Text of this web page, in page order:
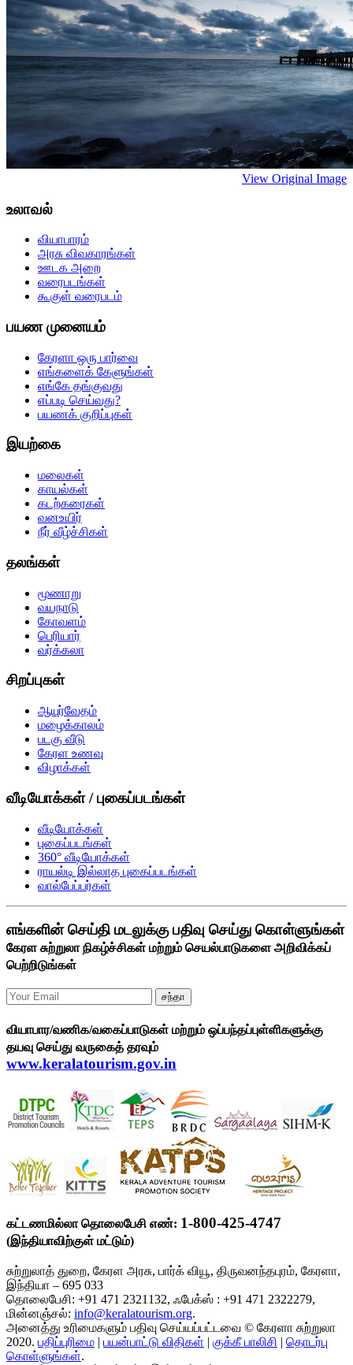
View Original Image
உலாவல்
வியாபாரம்
அரசு விவகாரங்கள்
ஊடக அறை
வரைபடங்கள்
கூகுள் வரைபடம்
பயண முனையம்
கேரளா ஒரு பார்வை
எங்களைக் கேளுங்கள்
எங்கே தங்குவது
எப்படி செய்வது?
பயணக் குறிப்புகள்
இயற்கை
மலைகள்
காயல்கள்
கடற்கரைகள்
வனஉயிர்
நீர் வீழ்ச்சிகள்
தலங்கள்
மூணாறு
வயநாடு
கோவளம்
பெரியார்
வர்க்கலா
சிறப்புகள்
ஆயுர்வேதம்
மழைக்காலம்
படகு வீடு
கேரள உணவு
விழாக்கள்
வீடியோக்கள் / புகைப்படங்கள்
வீடியோக்கள்
புகைப்படங்கள்
360° வீடியோக்கள்
ராயல்டி இல்லாத புகைப்படங்கள்
வால்பேப்பர்கள்
எங்களின் செய்தி மடலுக்கு பதிவு செய்து கொள்ளுங்கள்
கேரள சுற்றுலா நிகழ்ச்சிகள் மற்றும் செயல்பாடுகளை அறிவிக்கப்
பெற்றிடுங்கள்
சந்தா
வியாபார/வணிக/வகைப்பாடுகள் மற்றும் ஒப்பந்தப்புள்ளிகளுக்கு
தயவு செய்து வருகைத் தரவும்
www.keralatourism.gov.in
கட்டணமில்லா தொலைபேசி எண்: 1-800-425-4747
(இந்தியாவிற்குள் மட்டும்)
சுற்றுலாத் துறை, கேரள அரசு, பார்க் வியூ, திருவனந்தபுரம், கேரளா,
இந்தியா – 695 033
தொலைபேசி: +91 471 2321132, ஃபேக்ஸ் : +91 471 2322279,
மின்னஞ்சல்: info@keralatourism.org.
அனைத்து உரிமைகளும் பதிவு செய்யப்பட்டவை © கேரளா சுற்றுலா
2020. பதிப்புரிமை | பயன்பாட்டு விதிகள் | குக்கீ பாலிசி | தொடர்பு
கொள்ளுங்கள்.